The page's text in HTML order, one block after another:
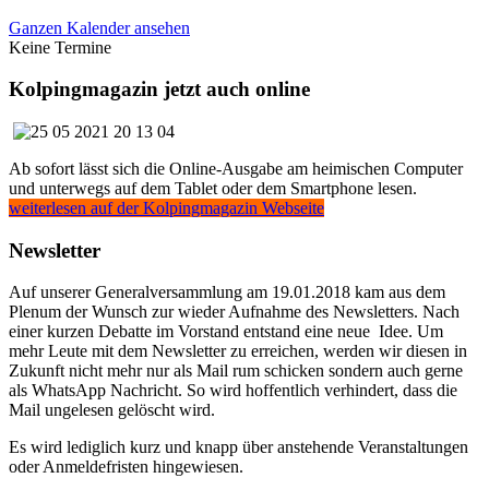
Ganzen Kalender ansehen
Keine Termine
Kolpingmagazin jetzt auch online
Ab sofort lässt sich die Online-Ausgabe am heimischen Computer
und unterwegs auf dem Tablet oder dem Smartphone lesen.
weiterlesen auf der Kolpingmagazin Webseite
Newsletter
Auf unserer Generalversammlung am 19.01.2018 kam aus dem
Plenum der Wunsch zur wieder Aufnahme des Newsletters. Nach
einer kurzen Debatte im Vorstand entstand eine neue Idee. Um
mehr Leute mit dem Newsletter zu erreichen, werden wir diesen in
Zukunft nicht mehr nur als Mail rum schicken sondern auch gerne
als WhatsApp Nachricht. So wird hoffentlich verhindert, dass die
Mail ungelesen gelöscht wird.
Es wird lediglich kurz und knapp über anstehende Veranstaltungen
oder Anmeldefristen hingewiesen.